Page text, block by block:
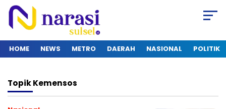
HOME NEWS METRO DAERAH NASIONAL POLITIK
TopikKemensos